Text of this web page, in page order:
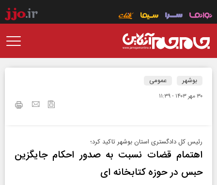
بوشهر عمومی
۳۰ مهر ۱۴۰۳ - ۱۱:۳۹
رئیس کل دادگستری استان بوشهر تاکید کرد؛
اهتمام قضات نسبت به صدور احکام جایگزین
حبس در حوزه کتابخانه ای